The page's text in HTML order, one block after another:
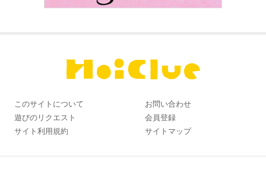
このサイトについて
お問い合わせ
遊びのリクエスト
会員登録
サイト利用規約
サイトマップ